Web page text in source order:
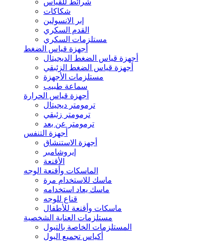
شرائط للقياس
شكاكات
إبر الانسولين
القدم السكري
مستلزمات السكري
أجهزة قياس الضغط
أجهزة قياس الضغط الديجيتال
أجهزة قياس الضغط الزئبقي
مستلزمات الأجهزة
سماعة طبيب
أجهزة قياس الحرارة
ترمومتر ديجيتال
ترمومتر زئبقي
ترمومتر عن بعد
أجهزة التنفس
أجهزة الاستنشاق
إيروشامبر
الأقنعة
الماسكات وأقنعة الوجه
ماسك للاستخدام مرة
ماسك يعاد استخدامه
قناع للوجه
ماسكات وأقنعة للأطفال
مستلزمات العناية الشخصية
المستلزمات الخاصة بالتبول
أكياس تجميع البول